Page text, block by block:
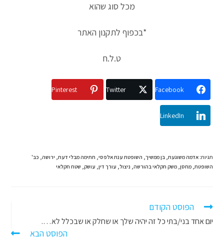
מכל סוג שהוא
*בכפוף לתקנון האתר
ט.ל.ח
Facebook
Twitter
Pinterest
LinkedIn
תגיות:אדמה משוגעת, בן ממשיך, השופטת ענת אלפסי, חתימה מבלי דעת, ירושה, כב'
השופטת, מחסן, משק חקלאי בהורשה, ניצול, עורך דין, עושק, שטח חקלאי
הפוסט הקודם
יום אחד בני/בתי כל זה יהיה שלך או שחלק או שבכלל לא….
הפוסט הבא